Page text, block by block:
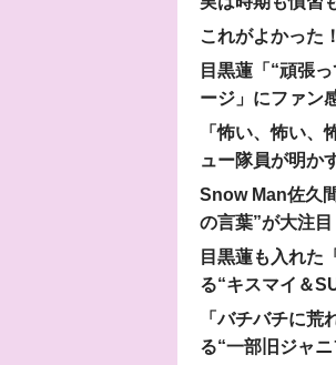
これがよかった
目黒蓮「“頑張
ージ」にファン
「怖い、怖い
ュー隊員が明か
Snow Man佐久
の言葉”が大注目
目黒蓮も入れた
る“キスマイ＆
「バチバチに
る“一部旧ジャ